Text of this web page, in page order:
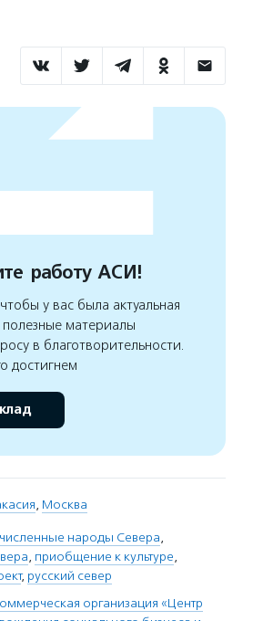
работу АСИ!
у вас была актуальная
материалы
в благотворительности.
достигнем
, Москва
народы Севера,
, приобщение к культуре,
, русский север
организация «Центр